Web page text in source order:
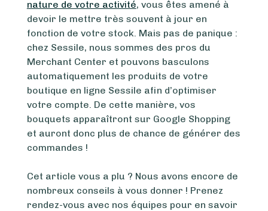
nature de votre activité, vous êtes amené à
devoir le mettre très souvent à jour en
fonction de votre stock. Mais pas de panique :
chez Sessile, nous sommes des pros du
Merchant Center et pouvons basculons
automatiquement les produits de votre
boutique en ligne Sessile afin d’optimiser
votre compte. De cette manière, vos
bouquets apparaîtront sur Google Shopping
et auront donc plus de chance de générer des
commandes !
Cet article vous a plu ? Nous avons encore de
nombreux conseils à vous donner ! Prenez
rendez-vous avec nos équipes pour en savoir